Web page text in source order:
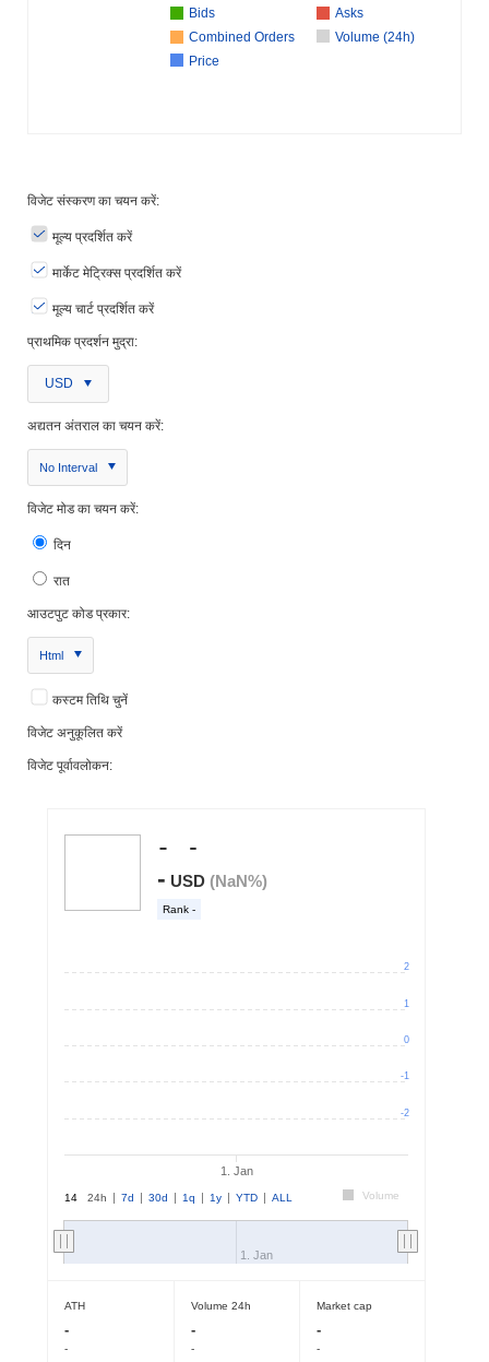
Bids
Asks
Combined Orders
Volume (24h)
Price
विजेट संस्करण का चयन करें:
मूल्य प्रदर्शित करें
मार्केट मेट्रिक्स प्रदर्शित करें
मूल्य चार्ट प्रदर्शित करें
प्राथमिक प्रदर्शन मुद्रा:
USD
अद्यतन अंतराल का चयन करें:
No Interval
विजेट मोड का चयन करें:
दिन
रात
आउटपुट कोड प्रकार:
Html
कस्टम तिथि चुनें
विजेट अनुकूलित करें
विजेट पूर्वावलोकन: